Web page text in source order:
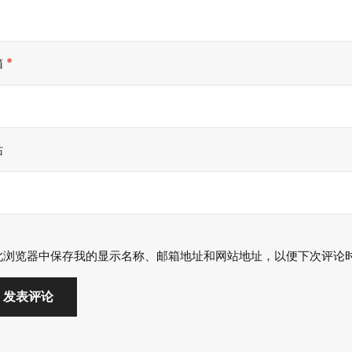
*
浏览器中保存我的显示名称、邮箱地址和网站地址，以便下次评论